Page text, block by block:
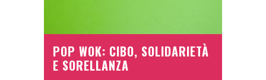
POP WOK: CIBO, SOLIDARIETÀ
E SORELLANZA